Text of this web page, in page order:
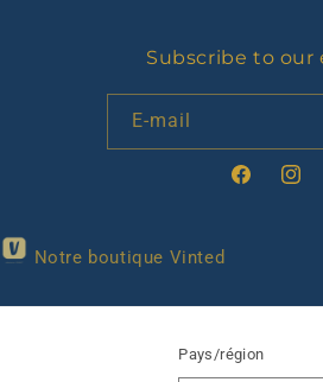
Subscribe to our
E-mail
Facebook
Notre boutique Vinted
Pays/région